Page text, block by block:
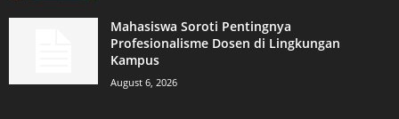
Mahasiswa Soroti Pentingnya
Profesionalisme Dosen di Lingkungan
Kampus
August 6, 2026